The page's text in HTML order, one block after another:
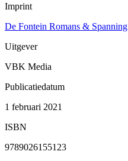
Imprint
De Fontein Romans & Spanning
Uitgever
VBK Media
Publicatiedatum
1 februari 2021
ISBN
9789026155123